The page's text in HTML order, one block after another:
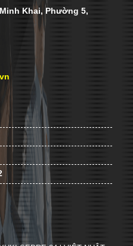
Khai, Phường 5,